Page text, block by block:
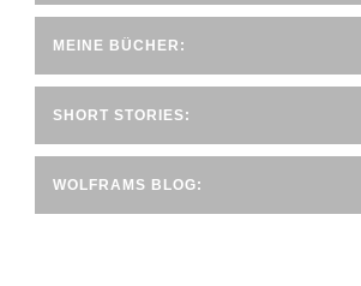
MEINE BÜCHER:
SHORT STORIES:
WOLFRAMS BLOG: